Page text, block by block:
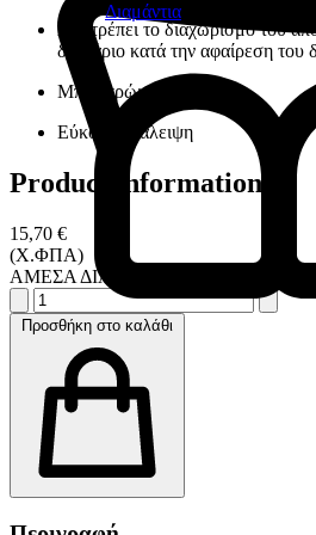
Διαμάντια
Αποτρέπει το διαχωρισμό του
δισκάριο κατά την αφαίρεση του
Μπλε χρώμα
Εύκολη επάλειψη
Product information
15,70 €
(Χ.ΦΠΑ)
ΑΜΕΣΑ ΔΙΑΘΕΣΙΜΟ
Προσθήκη στο καλάθι